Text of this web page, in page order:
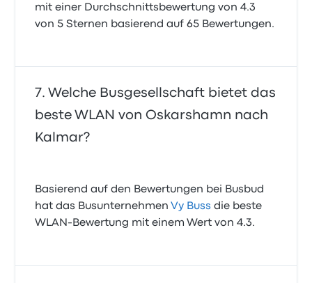
mit einer Durchschnittsbewertung von 4.3
von 5 Sternen basierend auf 65 Bewertungen.
Welche Busgesellschaft bietet das
beste WLAN von Oskarshamn nach
Kalmar?
Basierend auf den Bewertungen bei Busbud
hat das Busunternehmen Vy Buss die beste
WLAN-Bewertung mit einem Wert von 4.3.